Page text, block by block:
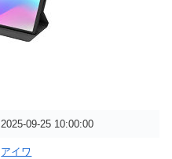
2025-09-25 10:00:00
アイワ